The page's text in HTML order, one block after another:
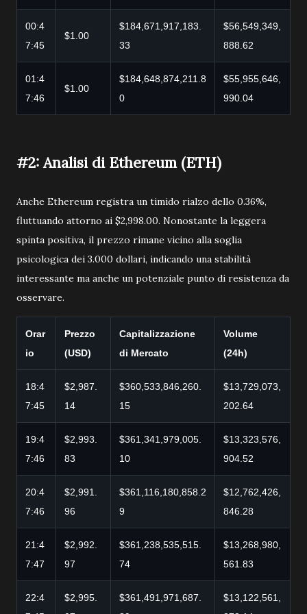
00:4
7:45
$1.00
$184,671,917,183.
33
$56,549,349,
888.62
01:4
7:46
$1.00
$184,648,874,211.8
0
$55,955,646,
990.04
#2: Analisi di Ethereum (ETH)
Anche Ethereum registra un timido rialzo dello 0.36%,
fluttuando attorno ai $2,998.00. Nonostante la leggera
spinta positiva, il prezzo rimane vicino alla soglia
psicologica dei 3.000 dollari, indicando una stabilità
interessante ma anche un potenziale punto di resistenza da
osservare.
Orar
io
Prezzo
(USD)
Capitalizzazione
di Mercato
Volume
(24h)
18:4
7:45
$2,987.
14
$360,533,846,260.
15
$13,729,073,
202.64
19:4
7:46
$2,993.
83
$361,341,979,005.
10
$13,323,576,
904.52
20:4
7:46
$2,991.
96
$361,116,180,858.2
9
$12,762,426,
846.28
21:4
7:47
$2,992.
97
$361,238,535,515.
74
$13,268,980,
561.83
22:4
$2,995.
$361,491,971,687.
$13,122,561,